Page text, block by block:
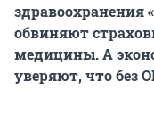
здравоохранения
обвиняют
медицины. А
уверяют, что без